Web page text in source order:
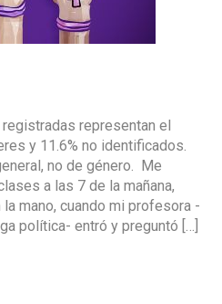
representan el
y 11.6% no identificados.
no de género. Me
a las 7 de la mañana,
mano, cuando mi profesora -
política- entró y preguntó […]